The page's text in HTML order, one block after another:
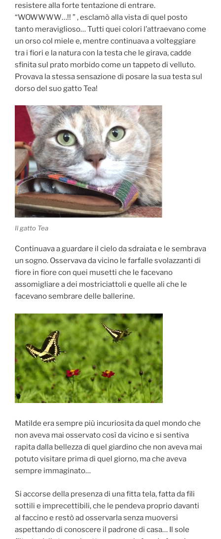
resistere alla forte tentazione di entrare.
“WOWWWW…!! ” , esclamò alla vista di quel posto
tanto meraviglioso… Tutti quei colori l’attraevano come
un orso col miele e, mentre continuava a volteggiare
tra i fiori e la natura con la testa che le girava, cadde
sfinita sul prato morbido come un tappeto di velluto.
Provava la stessa sensazione di posare la sua testa sul
dorso del suo gatto Tea!
Il gatto Tea
Continuava a guardare il cielo da sdraiata e le sembrava
un sogno. Osservava da vicino le farfalle svolazzanti di
fiore in fiore con quei musetti che le facevano
assomigliare a dei mostriciattoli e quelle ali che le
facevano sembrare delle ballerine.
Matilde era sempre più incuriosita da quel mondo che
non aveva mai osservato così da vicino e si sentiva
rapita dalla bellezza di quel giardino che non aveva mai
potuto visitare prima di quel giorno, ma che aveva
sempre immaginato…
Si accorse della presenza di una fitta tela, fatta da fili
sottili e imprecettibili, che le pendeva proprio davanti
al faccino e restò ad osservarla senza muoversi
aspettando di conoscere il padrone di casa… Il sole